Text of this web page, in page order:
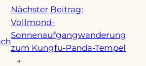
Nächster Beitrag:
Vollmond-
Sonnenaufgangwanderung
zum Kungfu-Panda-Tempel
→